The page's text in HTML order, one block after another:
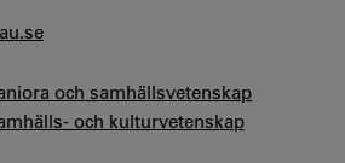
och samhällsvetenskap
och kulturvetenskap